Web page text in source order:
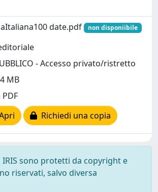
date.pdf
non disponiibile
- Accesso privato/ristretto
MB
Richiedi una copia
sono protetti da copyright e
riservati, salvo diversa